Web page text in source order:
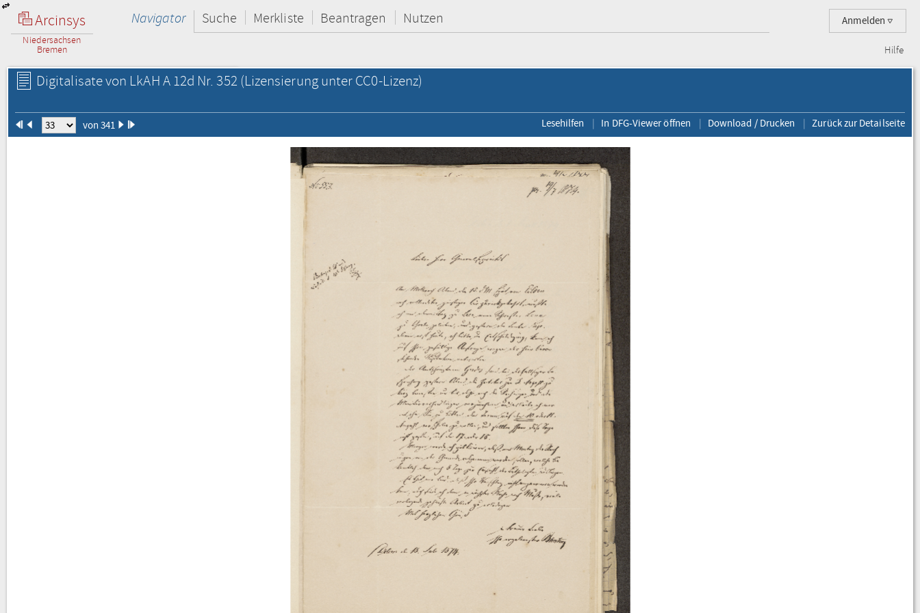
Arcinsys
Niedersachsen
Bremen
Anmelden
Navigator Suche Merkliste Beantragen Nutzen
Hilfe
Digitalisate von LkAH A 12d Nr. 352 (Lizensierung unter CC0-Lizenz)
von 341 Lesehilfen In DFG-Viewer öffnen Download / Drucken Zurück zur Detailseite